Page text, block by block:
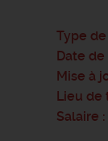
Type
Date
Mise à
Lieu de
Salaire